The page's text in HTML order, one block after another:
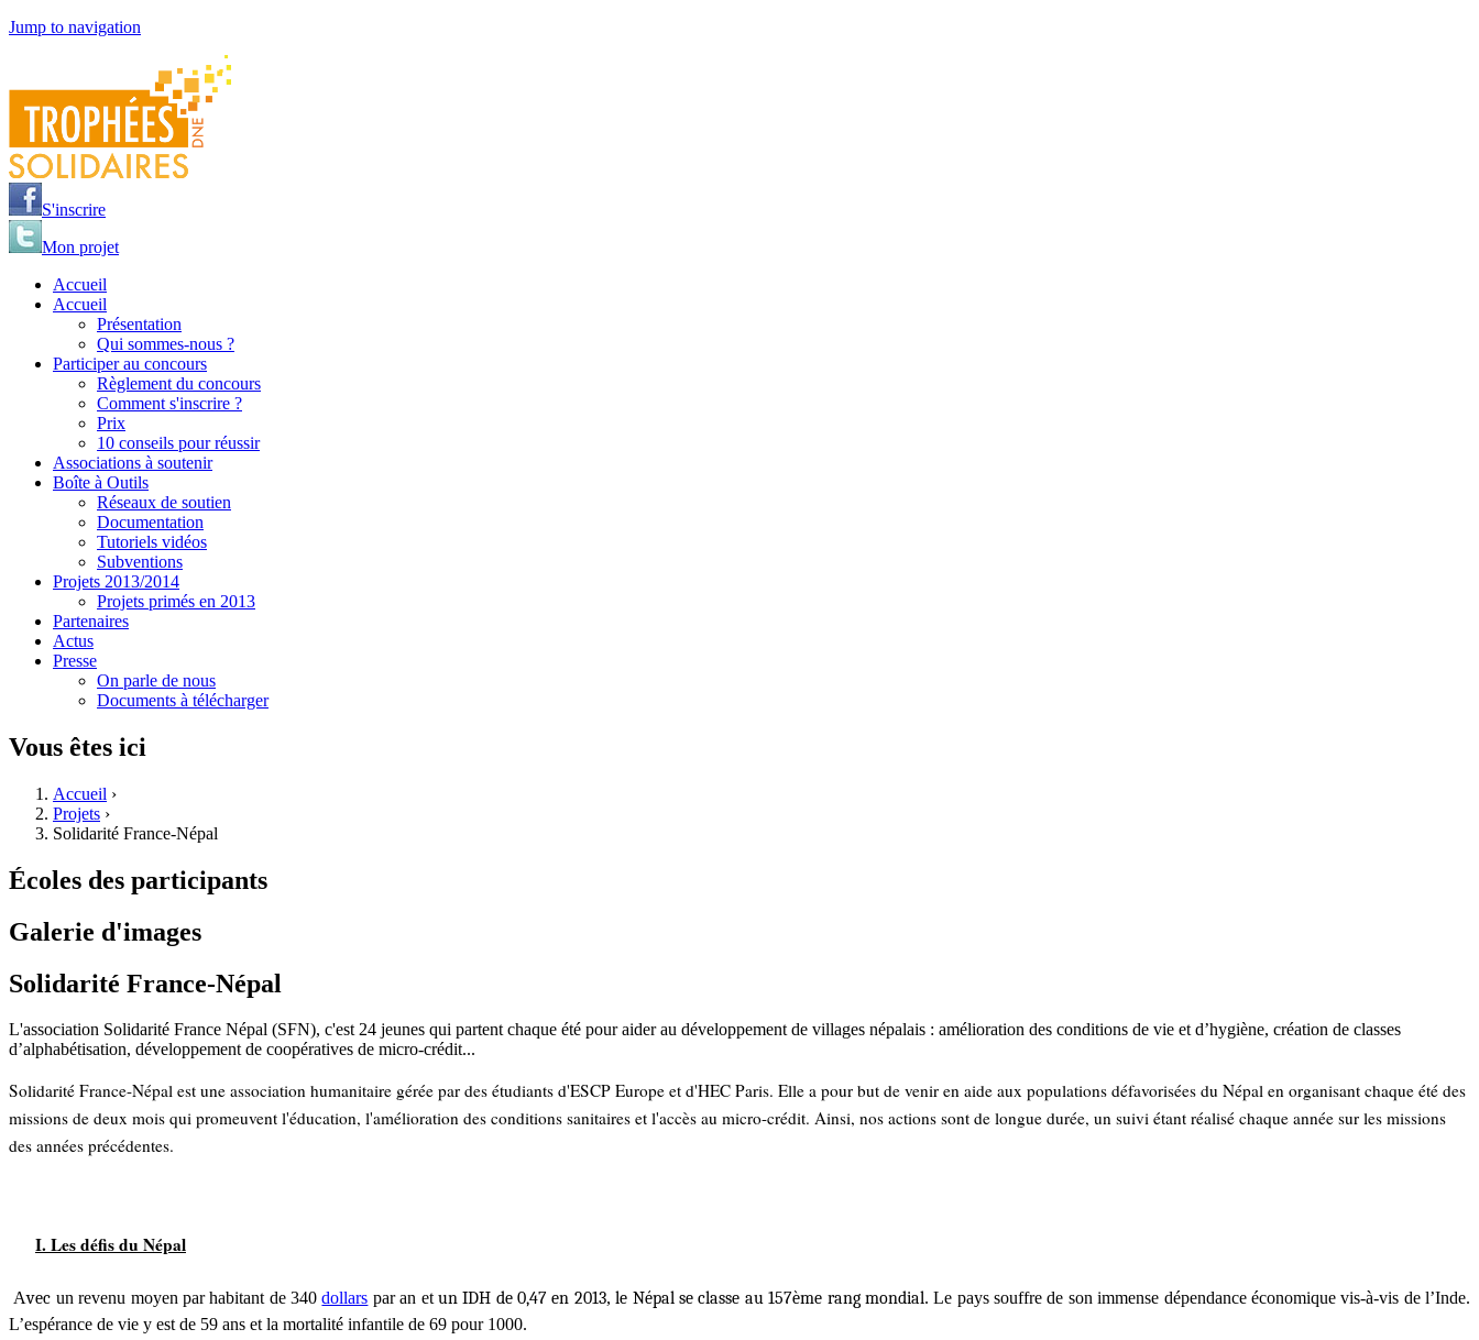
Jump to navigation
S'inscrire
Mon projet
Accueil
Accueil
Présentation
Qui sommes-nous ?
Participer au concours
Règlement du concours
Comment s'inscrire ?
Prix
10 conseils pour réussir
Associations à soutenir
Boîte à Outils
Réseaux de soutien
Documentation
Tutoriels vidéos
Subventions
Projets 2013/2014
Projets primés en 2013
Partenaires
Actus
Presse
On parle de nous
Documents à télécharger
Vous êtes ici
Accueil ›
Projets ›
Solidarité France-Népal
Écoles des participants
Galerie d'images
Solidarité France-Népal
L'association Solidarité France Népal (SFN), c'est 24 jeunes qui partent chaque été pour aider au développement de villages népalais : amélioration des conditions de vie et d’hygiène, création de classes
d’alphabétisation, développement de coopératives de micro-crédit...
Solidarité France-Népal est une association humanitaire gérée par des étudiants d'ESCP Europe et d'HEC Paris. Elle a pour but de venir en aide aux populations défavorisées du Népal en organisant chaque été des
missions de deux mois qui promeuvent l'éducation, l'amélioration des conditions sanitaires et l'accès au micro-crédit. Ainsi, nos actions sont de longue durée, un suivi étant réalisé chaque année sur les missions
des années précédentes.
I. Les défis du Népal
Avec un revenu moyen par habitant de 340dollars par an etun IDH de 0,47 en 2013,le Népal se classe au 157ème rang mondial. Le pays souffre de son immense dépendance économique vis-à-vis de l’Inde.
L’espérance de vie y est de 59 ans et la mortalité infantile de 69 pour 1000.